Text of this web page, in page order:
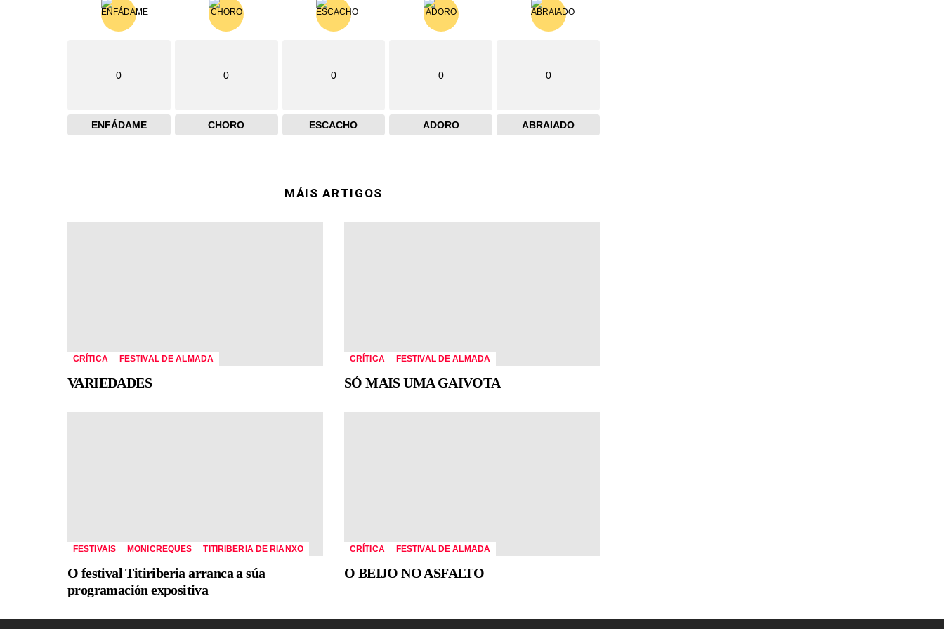
0
ENFÁDAME
0
CHORO
0
ESCACHO
0
ADORO
0
ABRAIADO
MÁIS ARTIGOS
CRÍTICA FESTIVAL DE ALMADA
VARIEDADES
CRÍTICA FESTIVAL DE ALMADA
SÓ MAIS UMA GAIVOTA
FESTIVAIS MONICREQUES TITIRIBERIA DE RIANXO
O festival Titiriberia arranca a súa
programación expositiva
CRÍTICA FESTIVAL DE ALMADA
O BEIJO NO ASFALTO